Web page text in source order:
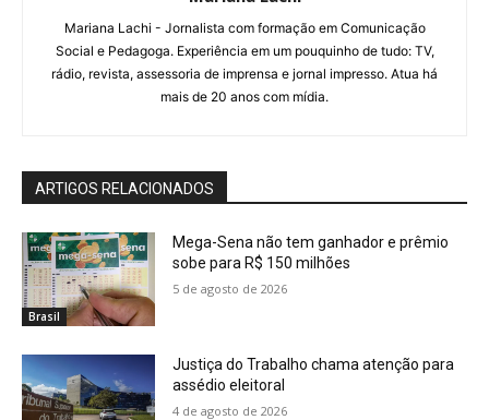
Mariana Lachi - Jornalista com formação em Comunicação
Social e Pedagoga. Experiência em um pouquinho de tudo: TV,
rádio, revista, assessoria de imprensa e jornal impresso. Atua há
mais de 20 anos com mídia.
ARTIGOS RELACIONADOS
Brasil
Mega-Sena não tem ganhador e prêmio
sobe para R$ 150 milhões
5 de agosto de 2026
Justiça do Trabalho chama atenção para
assédio eleitoral
4 de agosto de 2026